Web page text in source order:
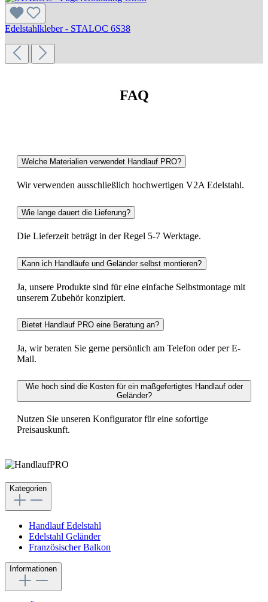
Edelstahlkleber - STALOC 6S38
FAQ
Welche Materialien verwendet Handlauf PRO?
Wir verwenden ausschließlich hochwertigen V2A Edelstahl.
Wie lange dauert die Lieferung?
Die Lieferzeit beträgt in der Regel 5-7 Werktage.
Kann ich Handläufe und Geländer selbst montieren?
Ja, unsere Produkte sind für eine einfache Selbstmontage mit
unserem Zubehör konzipiert.
Bietet Handlauf PRO eine Beratung an?
Ja, wir beraten Sie gerne persönlich am Telefon oder per E-
Mail.
Wie hoch sind die Kosten für ein maßgefertigtes Handlauf oder
Geländer?
Nutzen Sie unseren Konfigurator für eine sofortige
Preisauskunft.
Kategorien
Handlauf Edelstahl
Edelstahl Geländer
Französischer Balkon
Informationen